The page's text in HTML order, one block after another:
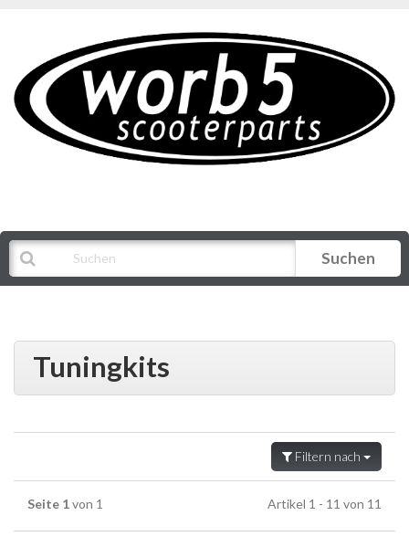
Suchen
Tuningkits
Filtern nach
Seite 1von 1 Artikel 1 - 11 von 11